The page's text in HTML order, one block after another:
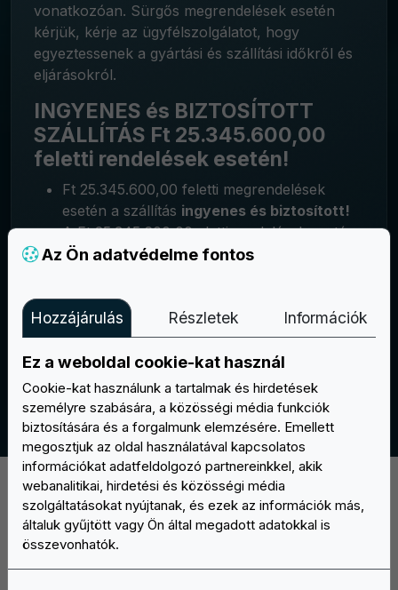
vonatkozóan. Sürgős megrendelések esetén
kérjük, kérje az ügyfélszolgálatot, hogy
egyeztessenek a gyártási és szállítási időkről és
eljárásokról.
INGYENES és BIZTOSÍTOTT
SZÁLLÍTÁS Ft 25.345.600,00
feletti rendelések esetén!
Ft 25.345.600,00 feletti megrendelések
esetén a szállítás ingyenes és biztosított!
A Ft 25.345.600,00 alatti rendelések esetén
Ft 25.345.600,00-t kell fizetni, beleértve az
Az EasyPatch ingyenes
biztosítási
fedezetet
küldeménnyel együtt.
Az Ön adatvédelme fontos
Hozzájárulás Részletek Információk
Ez a weboldal cookie-kat használ
Cookie-kat használunk a tartalmak és hirdetések
személyre szabására, a közösségi média funkciók
biztosítására és a forgalmunk elemzésére. Emellett
megosztjuk az oldal használatával kapcsolatos
információkat adatfeldolgozó partnereinkkel, akik
webanalitikai, hirdetési és közösségi média
szolgáltatásokat nyújtanak, és ezek az információk más,
általuk gyűjtött vagy Ön által megadott adatokkal is
összevonhatók.